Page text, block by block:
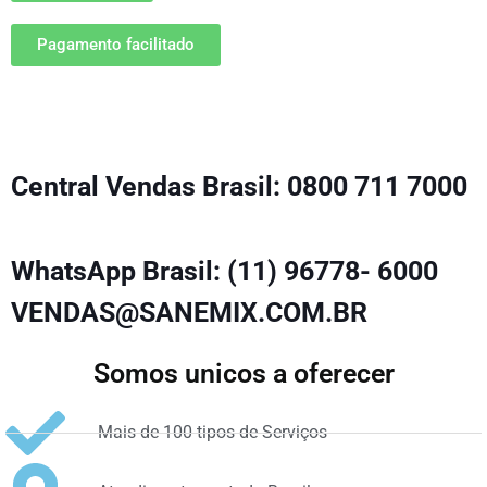
Pagamento facilitado
Central Vendas Brasil: 0800 711 7000
WhatsApp Brasil: (11) 96778- 6000
VENDAS@SANEMIX.COM.BR
Somos unicos a oferecer
Mais de 100 tipos de Serviços